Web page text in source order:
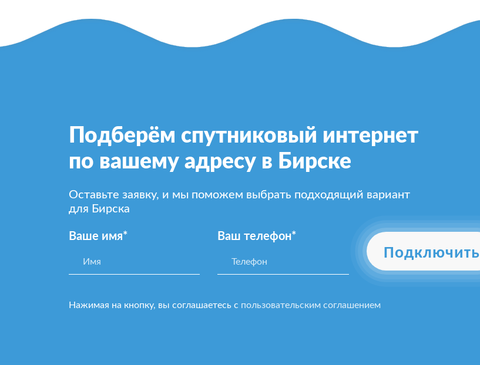
Подберём спутниковый интернет
по вашему адресу в Бирске
Оставьте заявку, и мы поможем выбрать подходящий вариант
для Бирска
Ваше имя* Ваш телефон*
Подключить
Нажимая на кнопку, вы соглашаетесь с пользовательским соглашением